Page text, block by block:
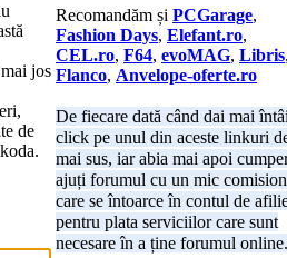
jos
de
Recomandăm și PCGarage,
Fashion Days, Elefant.ro,
CEL.ro, F64, evoMAG, Libris
Flanco, Anvelope-oferte.ro
De fiecare dată când dai mai
click pe unul din aceste linkuri
mai sus, iar abia mai apoi
ajuți forumul cu un mic comision
care se întoarce în contul de
pentru plata serviciilor care sunt
necesare în a ține forumul online.